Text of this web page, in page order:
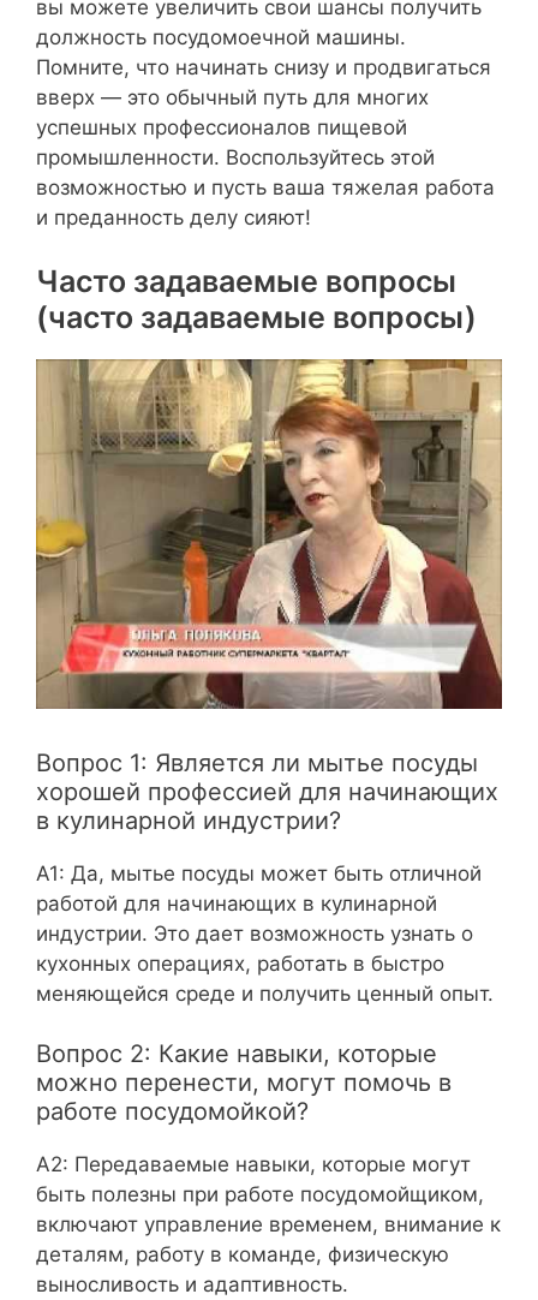
вы можете увеличить свои шансы получить
должность посудомоечной машины.
Помните, что начинать снизу и продвигаться
вверх — это обычный путь для многих
успешных профессионалов пищевой
промышленности. Воспользуйтесь этой
возможностью и пусть ваша тяжелая работа
и преданность делу сияют!
Часто задаваемые вопросы
(часто задаваемые вопросы)
Вопрос 1: Является ли мытье посуды
хорошей профессией для начинающих
в кулинарной индустрии?
А1: Да, мытье посуды может быть отличной
работой для начинающих в кулинарной
индустрии. Это дает возможность узнать о
кухонных операциях, работать в быстро
меняющейся среде и получить ценный опыт.
Вопрос 2: Какие навыки, которые
можно перенести, могут помочь в
работе посудомойкой?
A2: Передаваемые навыки, которые могут
быть полезны при работе посудомойщиком,
включают управление временем, внимание к
деталям, работу в команде, физическую
выносливость и адаптивность.